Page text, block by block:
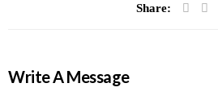
Share:
Write A Message